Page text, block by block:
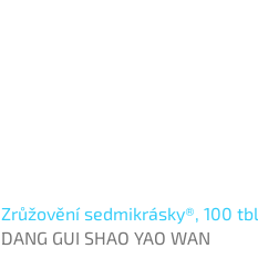
Zrůžovění sedmikrásky®, 100 tbl.
DANG GUI SHAO YAO WAN